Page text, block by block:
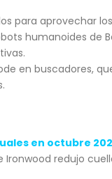
para aprovechar
humanoides de
en buscadores,
en octubre
redujo